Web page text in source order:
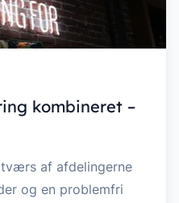
kombineret –
af afdelingerne
og en problemfri